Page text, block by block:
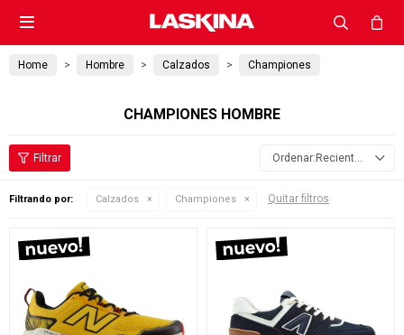

Home Hombre Calzados Championes
CHAMPIONES HOMBRE
Recientes
Filtrando por: Calzados Championes Quitar filtros